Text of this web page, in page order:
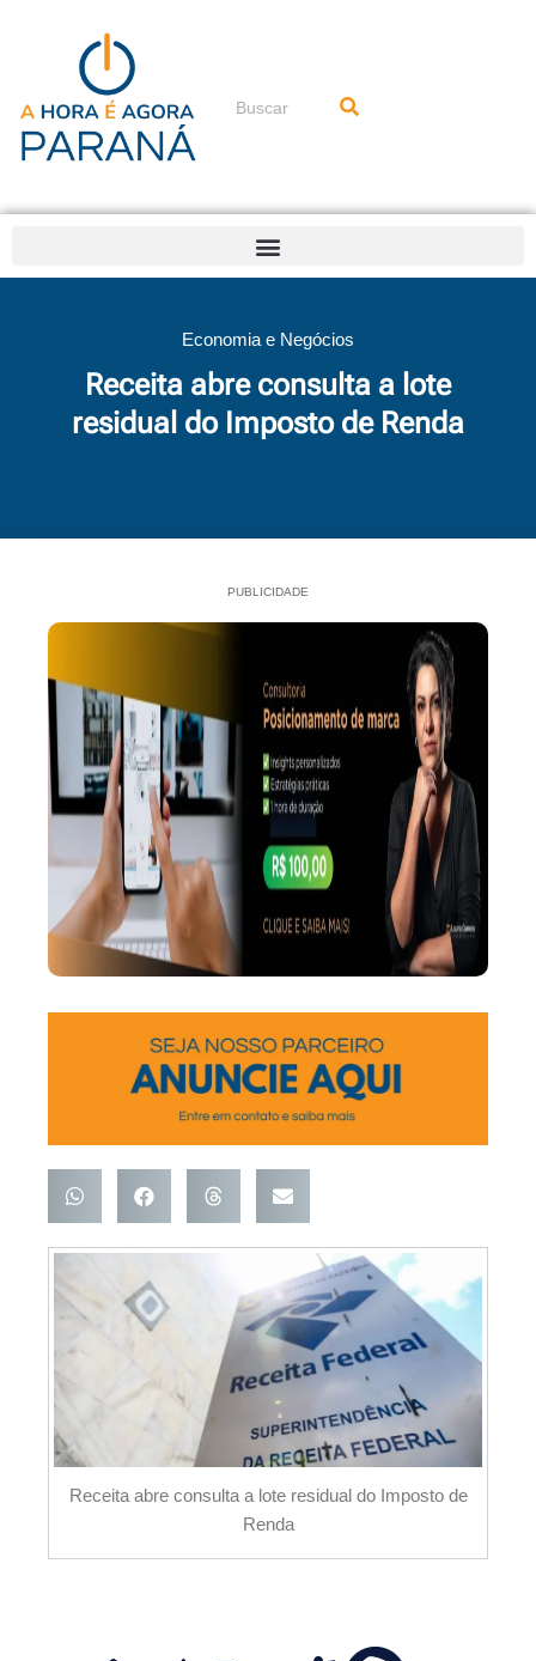
conteúdo
Pesquisar
Economia e Negócios
Receita abre consulta a lote
residual do Imposto de Renda
PUBLICIDADE
Receita abre consulta a lote residual do Imposto de
Renda